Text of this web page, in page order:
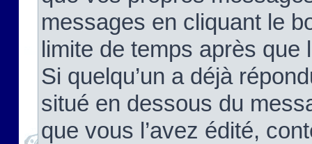
messages en cliquant le
limite de temps après que
Si quelqu’un a déjà
situé en dessous du
que vous l’avez édité,